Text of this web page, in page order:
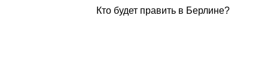
Кто будет править в Берлине?